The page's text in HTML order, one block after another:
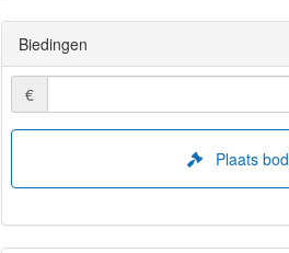
Biedingen
€
Plaats bod